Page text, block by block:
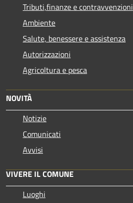
Tributi,finanze e contravvenzioni
Ambiente
Salute, benessere e assistenza
Autorizzazioni
Agricoltura e pesca
NOVITÀ
Notizie
Comunicati
Avvisi
VIVERE IL COMUNE
Luoghi